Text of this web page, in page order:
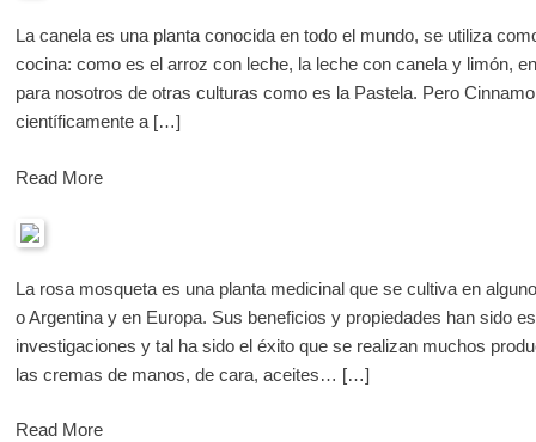
La canela es una planta conocida en todo el mundo, se utiliza
cocina: como es el arroz con leche, la leche con canela y limón,
para nosotros de otras culturas como es la Pastela. Pero
científicamente a […]
Read More
La rosa mosqueta es una planta medicinal que se cultiva en
o Argentina y en Europa. Sus beneficios y propiedades han sido
investigaciones y tal ha sido el éxito que se realizan muchos
las cremas de manos, de cara, aceites… […]
Read More